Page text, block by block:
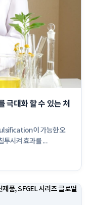
극대화 할 수 있는 처
이 가능한 오
시켜 효과를 ...